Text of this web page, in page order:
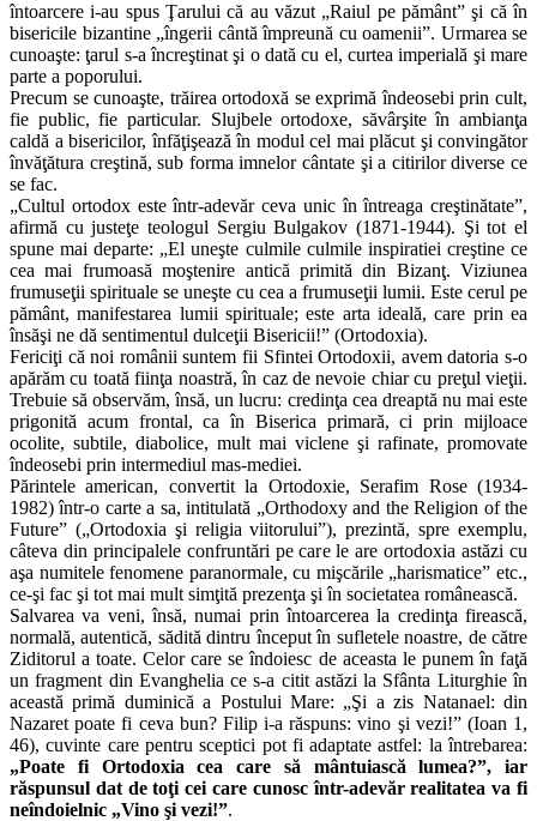
întoarcere i-au spus Ţarului că au văzut „Raiul pe pământ” şi că în
bisericile bizantine „îngerii cântă împreună cu oamenii”. Urmarea se
cunoaşte: ţarul s-a încreştinat şi o dată cu el, curtea imperială şi mare
parte a poporului.
Precum se cunoaşte, trăirea ortodoxă se exprimă îndeosebi prin cult,
fie public, fie particular. Slujbele ortodoxe, săvârşite în ambianţa
caldă a bisericilor, înfăţişează în modul cel mai plăcut şi convingător
învăţătura creştină, sub forma imnelor cântate şi a citirilor diverse ce
se fac.
„Cultul ortodox este într-adevăr ceva unic în întreaga creştinătate”,
afirmă cu justeţe teologul Sergiu Bulgakov (1871-1944). Şi tot el
spune mai departe: „El uneşte culmile culmile inspiratiei creştine ce
cea mai frumoasă moştenire antică primită din Bizanţ. Viziunea
frumuseţii spirituale se uneşte cu cea a frumuseţii lumii. Este cerul pe
pământ, manifestarea lumii spirituale; este arta ideală, care prin ea
însăşi ne dă sentimentul dulceţii Bisericii!” (Ortodoxia).
Fericiţi că noi românii suntem fii Sfintei Ortodoxii, avem datoria s-o
apărăm cu toată fiinţa noastră, în caz de nevoie chiar cu preţul vieţii.
Trebuie să observăm, însă, un lucru: credinţa cea dreaptă nu mai este
prigonită acum frontal, ca în Biserica primară, ci prin mijloace
ocolite, subtile, diabolice, mult mai viclene şi rafinate, promovate
îndeosebi prin intermediul mas-mediei.
Părintele american, convertit la Ortodoxie, Serafim Rose (1934-
1982) într-o carte a sa, intitulată „Orthodoxy and the Religion of the
Future” („Ortodoxia şi religia viitorului”), prezintă, spre exemplu,
câteva din principalele confruntări pe care le are ortodoxia astăzi cu
aşa numitele fenomene paranormale, cu mişcările „harismatice” etc.,
ce-şi fac şi tot mai mult simţită prezenţa şi în societatea românească.
Salvarea va veni, însă, numai prin întoarcerea la credinţa firească,
normală, autentică, sădită dintru început în sufletele noastre, de către
Ziditorul a toate. Celor care se îndoiesc de aceasta le punem în faţă
un fragment din Evanghelia ce s-a citit astăzi la Sfânta Liturghie în
această primă duminică a Postului Mare: „Şi a zis Natanael: din
Nazaret poate fi ceva bun? Filip i-a răspuns: vino şi vezi!” (Ioan 1,
46), cuvinte care pentru sceptici pot fi adaptate astfel: la întrebarea:
„Poate fi Ortodoxia cea care să mântuiască lumea?”, iar
răspunsul dat de toţi cei care cunosc într-adevăr realitatea va fi
neîndoielnic „Vino şi vezi!”.